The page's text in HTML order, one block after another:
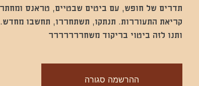
תדרים של חופש, עם ביטים שבטיים, טראנס
ותנו לזה ביטוי בריקוד משחררררררר
ההרשמה סגורה